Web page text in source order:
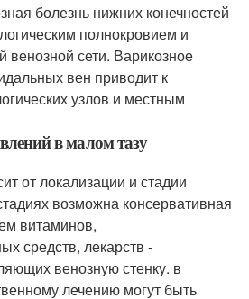
болезнь нижних конечностей
полнокровием и
венозной сети. Варикозное
вен приводит к
узлов и местным
в малом тазу
от локализации и стадии
возможна консервативная
витаминов,
средств, лекарств -
венозную стенку. в
лечению могут быть